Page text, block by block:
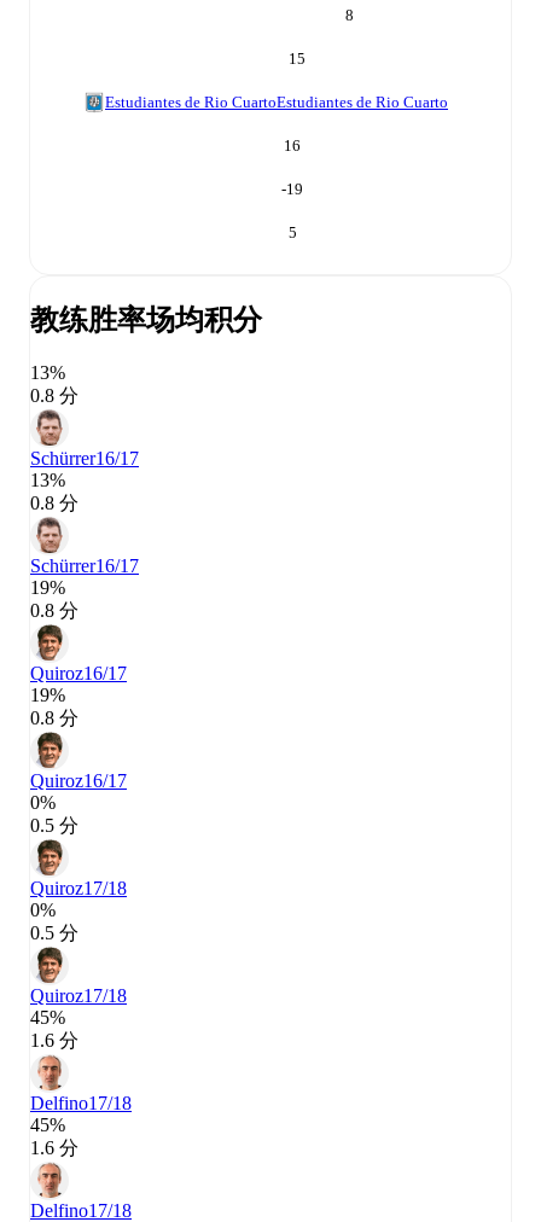
8
15
Estudiantes de Rio CuartoEstudiantes de Rio Cuarto
16
-19
5
教练胜率场均积分
13%
0.8 分
Schürrer16/17
13%
0.8 分
Schürrer16/17
19%
0.8 分
Quiroz16/17
19%
0.8 分
Quiroz16/17
0%
0.5 分
Quiroz17/18
0%
0.5 分
Quiroz17/18
45%
1.6 分
Delfino17/18
45%
1.6 分
Delfino17/18